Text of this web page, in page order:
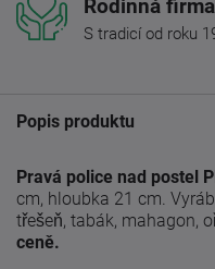
Rodinná firma
S tradicí od roku
Popis produktu
Pravá police nad postel
cm, hloubka 21 cm.
třešeň, tabák, mahagon,
ceně.